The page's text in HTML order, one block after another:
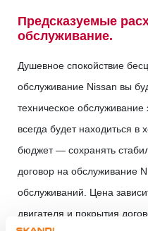
Предсказуемые
обслуживание.
Душевное спокойствие
обслуживание Nissan вы
техническое
всегда будет находиться
бюджет — сохранять
договор на обслуживание
обслуживаний. Цена
двигателя и покрытия